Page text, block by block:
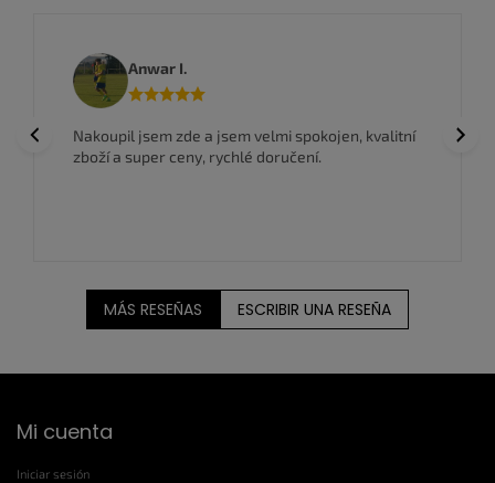
d
o
Previous
Anwar I.
Nakoupil jsem zde a jsem velmi spokojen, kvalitní
zboží a super ceny, rychlé doručení.
Next
MÁS RESEÑAS ESCRIBIR UNA RESEÑA
Mi cuenta
Iniciar sesión